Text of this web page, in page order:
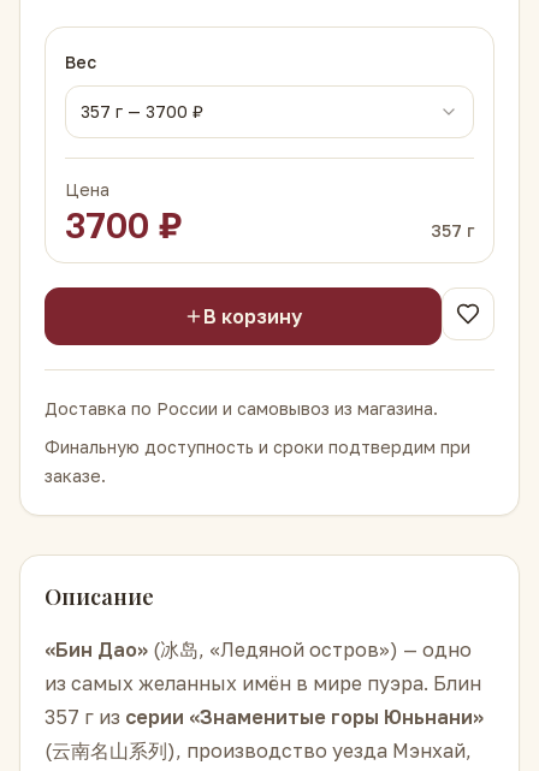
Вес
357 г — 3700 ₽
Цена
3700 ₽ 357 г
В корзину
Доставка по России и самовывоз из магазина.
Финальную доступность и сроки подтвердим при
заказе.
Описание
«Бин Дао» (冰岛, «Ледяной остров») — одно
из самых желанных имён в мире пуэра. Блин
357 г из серии «Знаменитые горы Юньнани»
(云南名山系列), производство уезда Мэнхай,